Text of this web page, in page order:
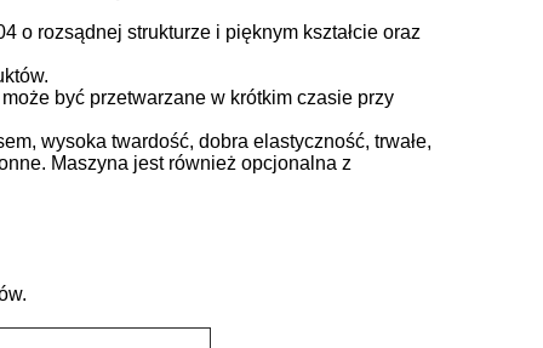
o rozsądnej strukturze i pięknym kształcie oraz
być przetwarzane w krótkim czasie przy
wysoka twardość, dobra elastyczność, trwałe,
Maszyna jest również opcjonalna z